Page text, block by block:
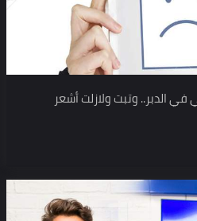
الدبر.. وتبت ولازلت أشعر